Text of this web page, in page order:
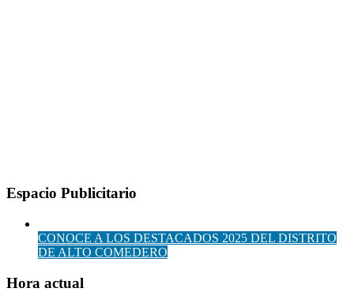
Espacio Publicitario
CONOCE A LOS DESTACADOS 2025 DEL DISTRITO
DE ALTO COMEDERO
Hora actual